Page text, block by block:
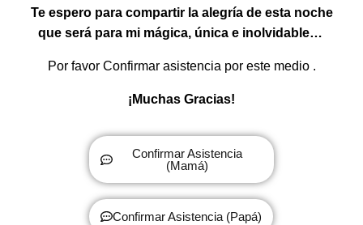
Te espero para compartir la alegría de esta noche
que será para mi mágica, única e inolvidable…
Por favor Confirmar asistencia por este medio.
¡Muchas Gracias!
Confirmar Asistencia
(Mamá)
Confirmar Asistencia (Papá)